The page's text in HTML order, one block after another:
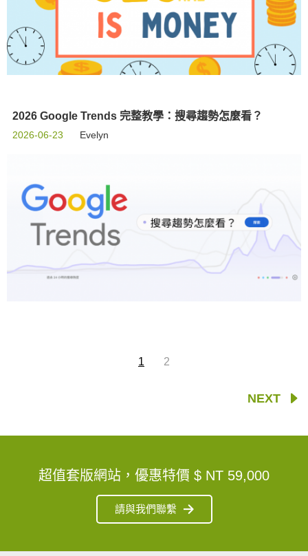
2026 Google Trends 完整教學：搜尋趨勢怎麼看？
2026-06-23 Evelyn
1 2
NEXT
超值套版網站，優惠特價 $ NT 59,000
請與我們聯繫